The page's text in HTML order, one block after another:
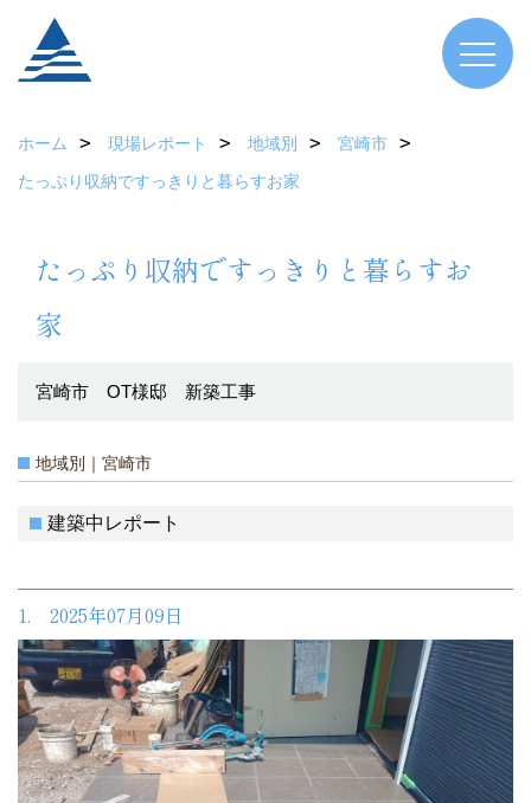
ホーム 現場レポート 地域別
宮崎市
たっぷり収納ですっきりと暮らすお家
たっぷり収納ですっきりと暮らすお
家
宮崎市 OT様邸 新築工事
地域別｜宮崎市
建築中レポート
1. 2025年07月09日